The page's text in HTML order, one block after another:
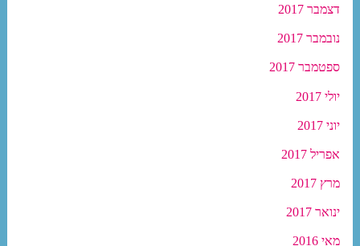
דצמבר 2017
נובמבר 2017
ספטמבר 2017
יולי 2017
יוני 2017
אפריל 2017
מרץ 2017
ינואר 2017
מאי 2016